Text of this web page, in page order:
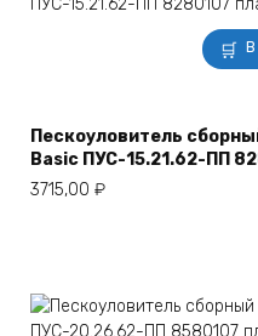
В
Пескоуловитель
Basic ПУС-15.21.62-ПП
3715,00 ₽